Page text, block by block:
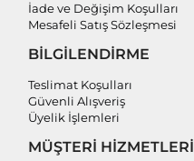
İade ve Değişim Koşulları
Mesafeli Satış Sözleşmesi
BİLGİLENDİRME
Teslimat Koşulları
Güvenli Alışveriş
Üyelik İşlemleri
MÜŞTERİ HİZMETLERİ